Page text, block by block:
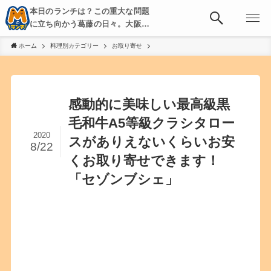
本日のランチは？この重大な問題
に立ち向かう葛藤の日々。大阪・
京都・神戸を中心とした食べ歩
き、飲み歩きを綴る。
ホーム 料理別カテゴリー お取り寄せ
感動的に美味しい最高級黒
毛和牛A5等級クラシタロー
スがありえないくらいお安
くお取り寄せできます！
「セゾンブシェ」
2020
8/22